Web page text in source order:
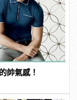
帥氣感！